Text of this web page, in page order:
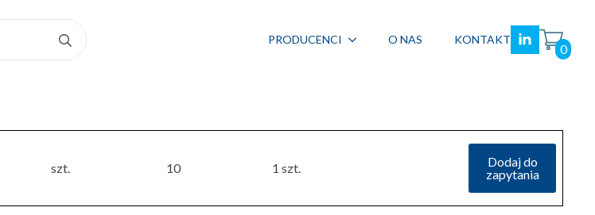
for:
PRODUCENCI O NAS KONTAKT
0
szt. 10 1 szt.
Dodaj do
zapytania